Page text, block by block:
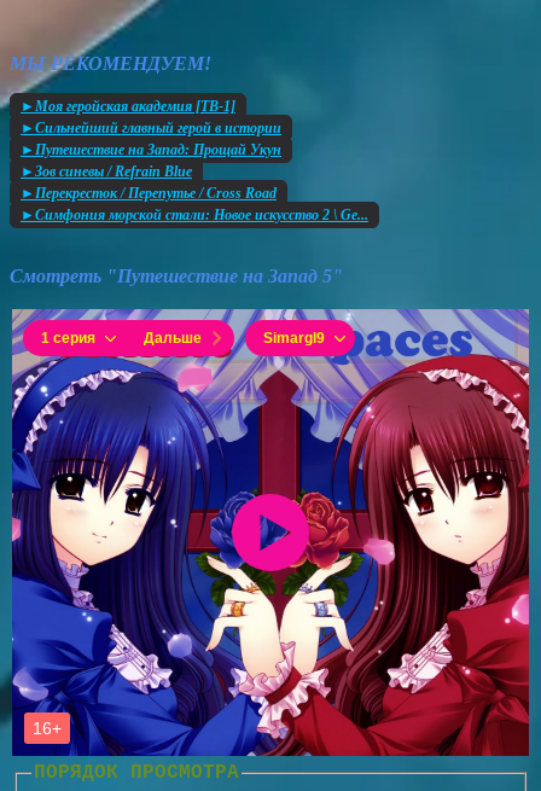
МЫ РЕКОМЕНДУЕМ!
►Моя геройская академия [ТВ-1]
►Сильнейший главный герой в истории
►Путешествие на Запад: Прощай Укун
►Зов синевы / Refrain Blue
►Перекресток / Перепутье / Cross Road
►Симфония морской стали: Новое искусство 2 \ Ge...
Смотреть "Путешествие на Запад 5"
ПОРЯДОК ПРОСМОТРА